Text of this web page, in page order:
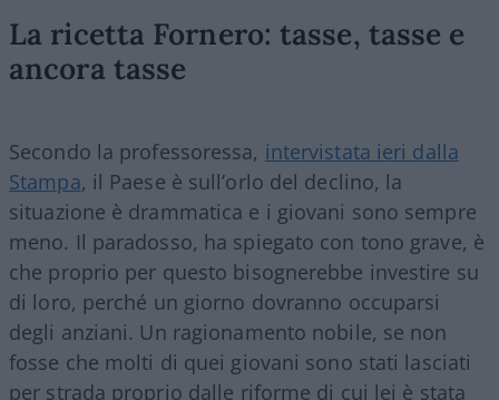
La ricetta Fornero: tasse, tasse e
ancora tasse
Secondo la professoressa, intervistata ieri dalla
Stampa, il Paese è sull’orlo del declino, la
situazione è drammatica e i giovani sono sempre
meno. Il paradosso, ha spiegato con tono grave, è
che proprio per questo bisognerebbe investire su
di loro, perché un giorno dovranno occuparsi
degli anziani. Un ragionamento nobile, se non
fosse che molti di quei giovani sono stati lasciati
per strada proprio dalle riforme di cui lei è stata